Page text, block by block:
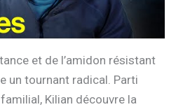
et de l’amidon résistant
un tournant radical. Parti
Kilian découvre la